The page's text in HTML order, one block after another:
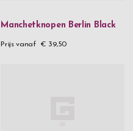
Manchetknopen Berlin Black
Prijs vanaf € 39,50